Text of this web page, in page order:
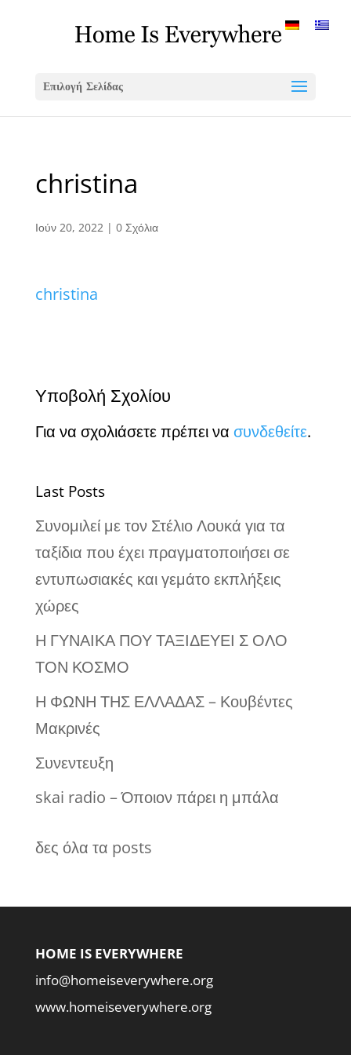
Επιλογή Σελίδας
christina
Ιούν 20, 2022| 0 Σχόλια
christina
Υποβολή Σχολίου
Για να σχολιάσετε πρέπει να συνδεθείτε.
Last Posts
Συνομιλεί με τον Στέλιο Λουκά για τα
ταξίδια που έχει πραγματοποιήσει σε
εντυπωσιακές και γεμάτο εκπλήξεις
χώρες
Η ΓΥΝΑΙΚΑ ΠΟΥ ΤΑΞΙΔΕΥΕΙ Σ ΟΛΟ
ΤΟΝ ΚΟΣΜΟ
Η ΦΩΝΗ ΤΗΣ ΕΛΛΑΔΑΣ – Κουβέντες
Μακρινές
Συνεντευξη
skai radio – Όποιον πάρει η μπάλα
δες όλα τα posts
HOME IS EVERYWHERE
info@homeiseverywhere.org
www.homeiseverywhere.org